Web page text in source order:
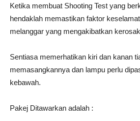
Ketika membuat Shooting Test yang
hendaklah memastikan faktor
melanggar yang mengakibatkan
Sentiasa memerhatikan kiri dan kanan
memasangkannya dan lampu perlu
kebawah.
Pakej Ditawarkan adalah :